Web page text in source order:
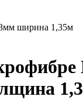
ширина 1,35м